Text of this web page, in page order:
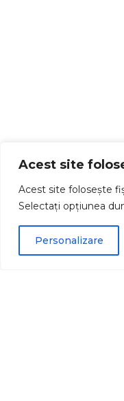
Acest site
Acest site folosește
Selectați opțiunea
Personalizare